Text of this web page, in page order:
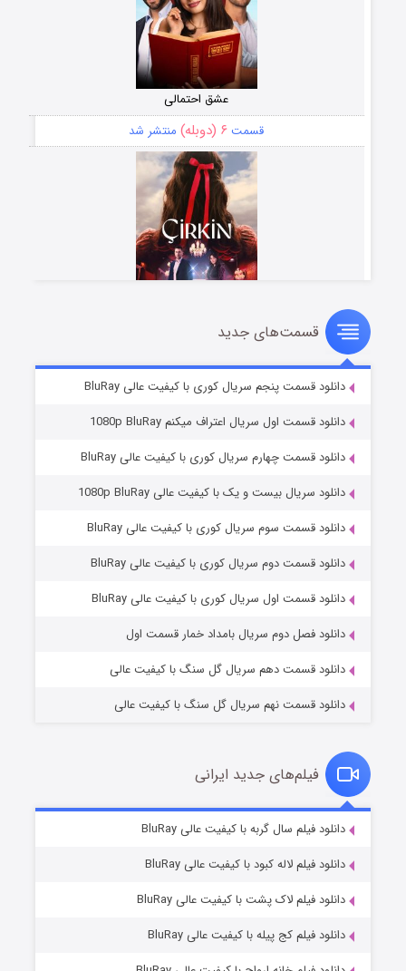
عشق احتمالی
قسمت ۶ (دوبله) منتشر شد
سریال زشت
قسمت۵ (زیرنویس) منتشر شد
وستی ها
قسمت۱ (زیرنویس) منتشر شد
قسمت۶ (زیرنویس) منتشر شد
قسمت‌های جدید
دانلود قسمت پنجم سریال کوری با کیفیت عالی BluRay
دانلود قسمت اول سریال اعتراف میکنم 1080p BluRay
دانلود قسمت چهارم سریال کوری با کیفیت عالی BluRay
دانلود سریال بیست و یک با کیفیت عالی 1080p BluRay
دانلود قسمت سوم سریال کوری با کیفیت عالی BluRay
دانلود قسمت دوم سریال کوری با کیفیت عالی BluRay
دانلود قسمت اول سریال کوری با کیفیت عالی BluRay
دانلود فصل دوم سریال بامداد خمار قسمت اول
دانلود قسمت دهم سریال گل سنگ با کیفیت عالی
دانلود قسمت نهم سریال گل سنگ با کیفیت عالی
فیلم‌های جدید ایرانی
دانلود فیلم سال گربه با کیفیت عالی BluRay
دانلود فیلم لاله کبود با کیفیت عالی BluRay
دانلود فیلم لاک پشت با کیفیت عالی BluRay
دانلود فیلم کج‌ پیله با کیفیت عالی BluRay